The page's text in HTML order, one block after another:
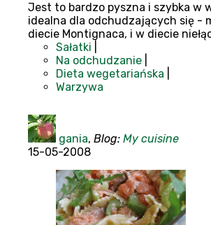
Jest to bardzo pyszna i szybka w
idealna dla odchudzających się -
diecie Montignaca, i w diecie
Sałatki
Na odchudzanie
Dieta wegetariańska
Warzywa
gania, Blog: My cuisine
15-05-2008